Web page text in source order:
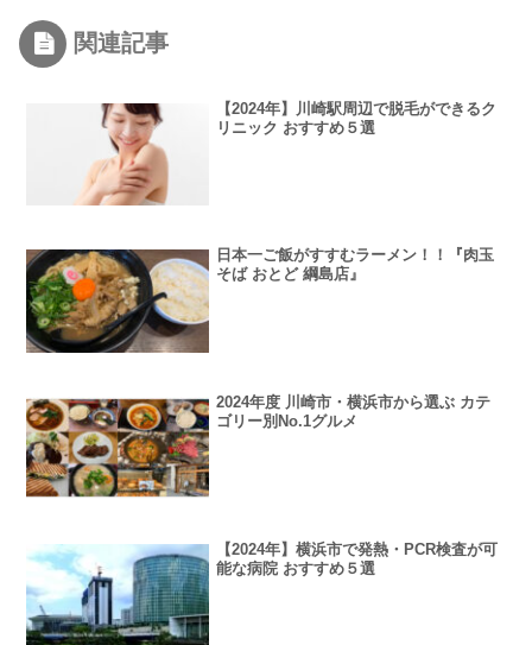
関連記事
【2024年】川崎駅周辺で脱毛ができるク
リニック おすすめ５選
日本一ご飯がすすむラーメン！！『肉玉
そば おとど 綱島店』
2024年度 川崎市・横浜市から選ぶ カテ
ゴリー別No.1グルメ
【2024年】横浜市で発熱・PCR検査が可
能な病院 おすすめ５選